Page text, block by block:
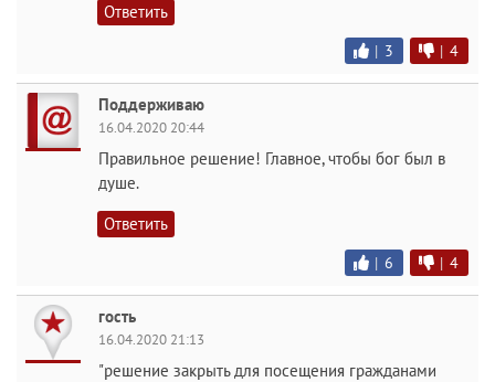
Ответить
| 3 | 4
Поддерживаю
16.04.2020 20:44
Правильное решение! Главное, чтобы бог был в
душе.
Ответить
| 6 | 4
гость
16.04.2020 21:13
"решение закрыть для посещения гражданами